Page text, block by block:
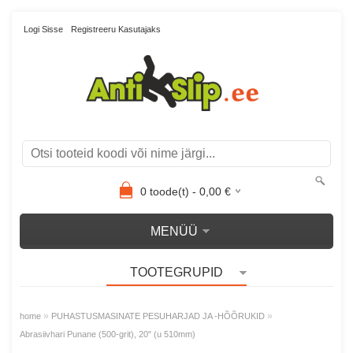
Logi Sisse Registreeru Kasutajaks
0toode(t) - 0,00€
MENÜÜ
TOOTEGRUPID
home » PUHASTUSMASINATE PESUHARJAD JA -HÕÕRUKID »
Abrasiivhari Punane (500-grit), 20" (u 510mm)